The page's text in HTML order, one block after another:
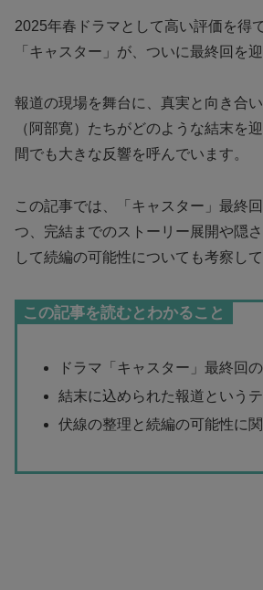
2025年春ドラマとして高い評価を得
「キャスター」が、ついに最終回を迎
報道の現場を舞台に、真実と向き合
（阿部寛）たちがどのような結末を
間でも大きな反響を呼んでいます。
この記事では、「キャスター」最終
つ、完結までのストーリー展開や隠
して続編の可能性についても考察して
この記事を読むとわかること
ドラマ「キャスター」最終回
結末に込められた報道という
伏線の整理と続編の可能性に